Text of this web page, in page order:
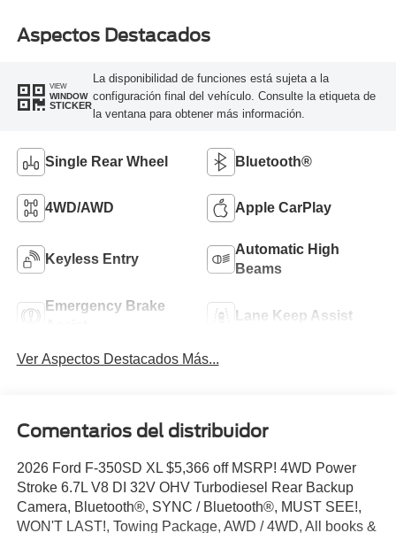
Aspectos Destacados
VIEW
WINDOW
STICKER
La disponibilidad de funciones está sujeta a la
configuración final del vehículo. Consulte la etiqueta de
la ventana para obtener más información.
Single Rear Wheel Bluetooth®
4WD/AWD Apple CarPlay
Keyless Entry
Automatic High
Beams
Emergency Brake
Lane Keep Assist
Ver Aspectos Destacados Más...
Comentarios del distribuidor
2026 Ford F-350SD XL $5,366 off MSRP! 4WD Power
Stroke 6.7L V8 DI 32V OHV Turbodiesel Rear Backup
Camera, Bluetooth®, SYNC / Bluetooth®, MUST SEE!,
WON'T LAST!, Towing Package, AWD / 4WD, All books &